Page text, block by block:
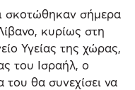
σκοτώθηκαν σήμερα
κυρίως στη
Υγείας της χώρας,
του Ισραήλ, ο
θα συνεχίσει να